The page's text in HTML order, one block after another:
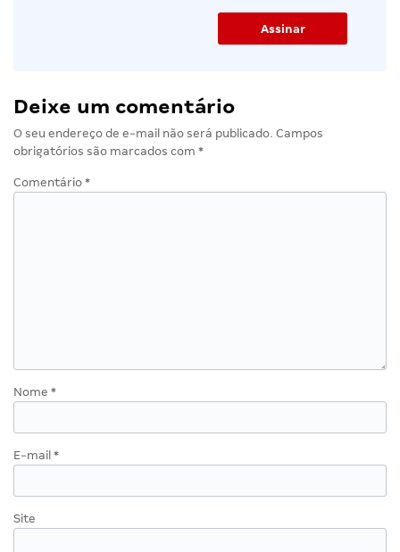
Deixe um comentário
O seu endereço de e-mail não será publicado. Campos
obrigatórios são marcados com *
Comentário *
Nome *
E-mail *
Site